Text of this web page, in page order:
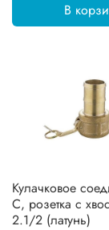
В
Кулачковое
C, розетка с
2.1/2 (латунь)